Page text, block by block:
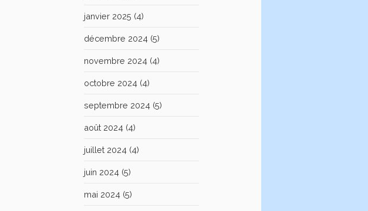
janvier 2025 (4)
décembre 2024 (5)
novembre 2024 (4)
octobre 2024 (4)
septembre 2024 (5)
août 2024 (4)
juillet 2024 (4)
juin 2024 (5)
mai 2024 (5)